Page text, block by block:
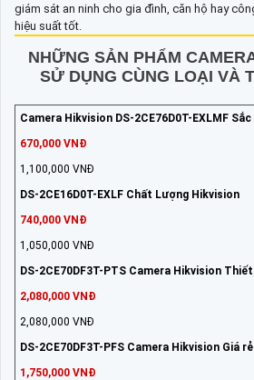
giám sát an ninh cho gia đình, căn hộ hay
hiệu suất tốt.
NHỮNG SẢN PHẨM
SỬ DỤNG CÙNG LOẠI VÀ
Camera Hikvision DS-2CE76D0T-EXLMF
670,000 VNĐ
1,100,000 VNĐ
DS-2CE16D0T-EXLF Chất Lượng Hikvision
740,000 VNĐ
1,050,000 VNĐ
DS-2CE70DF3T-PTS Camera Hikvision
2,080,000 VNĐ
2,080,000 VNĐ
DS-2CE70DF3T-PFS Camera Hikvision Giá rẻ
1,750,000 VNĐ